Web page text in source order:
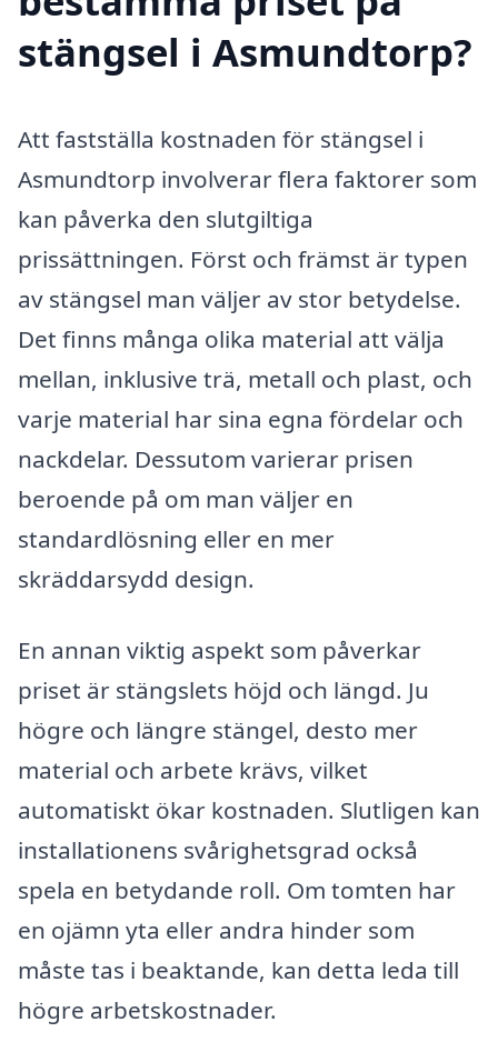
stängsel i Asmundtorp?
Att fastställa kostnaden för stängsel i
Asmundtorp involverar flera faktorer som
kan påverka den slutgiltiga
prissättningen. Först och främst är typen
av stängsel man väljer av stor betydelse.
Det finns många olika material att välja
mellan, inklusive trä, metall och plast, och
varje material har sina egna fördelar och
nackdelar. Dessutom varierar prisen
beroende på om man väljer en
standardlösning eller en mer
skräddarsydd design.
En annan viktig aspekt som påverkar
priset är stängslets höjd och längd. Ju
högre och längre stängel, desto mer
material och arbete krävs, vilket
automatiskt ökar kostnaden. Slutligen kan
installationens svårighetsgrad också
spela en betydande roll. Om tomten har
en ojämn yta eller andra hinder som
måste tas i beaktande, kan detta leda till
högre arbetskostnader.